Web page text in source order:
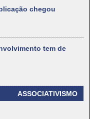
chegou
tem de
ASSOCIATIVISMO